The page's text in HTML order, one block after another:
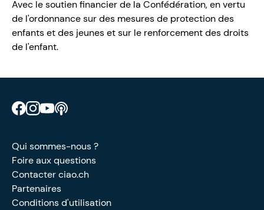
Avec le soutien financier de la Confédération, en vertu
de l'ordonnance sur des mesures de protection des
enfants et des jeunes et sur le renforcement des droits
de l'enfant.
Retrouve CIAO sur Facebook
Retrouve CIAO sur Instagram
Retrouve CIAO sur YouTube
Qui sommes-nous ?
Foire aux questions
Contacter ciao.ch
Partenaires
Conditions d'utilisation